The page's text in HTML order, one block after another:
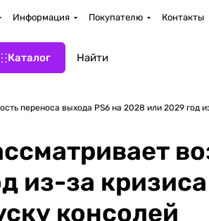
Информация Покупателю Контакты
Каталог
переноса выхода PS6 на 2028 или 2029
из-за
консолей